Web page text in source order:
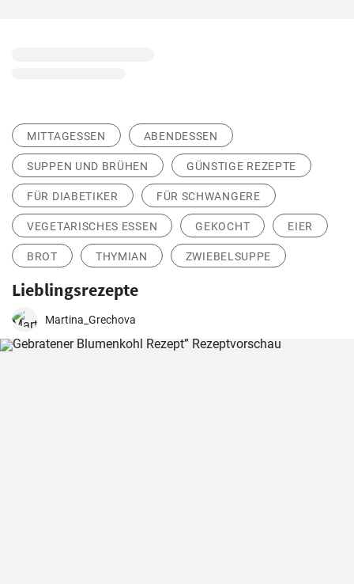
MITTAGESSEN ABENDESSEN
SUPPEN UND BRÜHEN GÜNSTIGE REZEPTE
FÜR DIABETIKER FÜR SCHWANGERE
VEGETARISCHES ESSEN GEKOCHT EIER
BROT THYMIAN ZWIEBELSUPPE
Lieblingsrezepte
Martina_Grechova